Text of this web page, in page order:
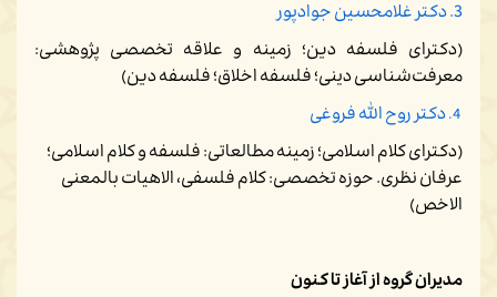
3. دکتر غلامحسین جوادپور
(دکترای فلسفه دین؛ زمینه و علاقه تخصصی پژوهشی:
معرفت‌شناسی دینی؛ فلسفه اخلاق؛ فلسفه دین)
دکتر روح الله فروغی
(دکترای کلام اسلامی؛ زمینه مطالعاتی: فلسفه و کلام اسلامی؛
عرفان نظری. حوزه تخصصی: کلام فلسفی، الاهیات بالمعنی
الاخص)
مدیران گروه از آغاز تا کنون